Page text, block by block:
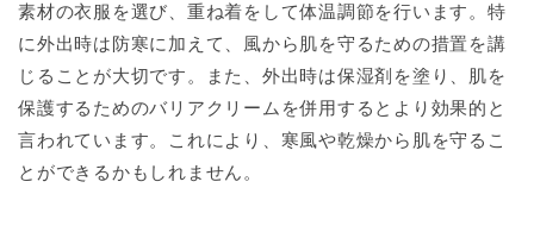
素材の衣服を選び、重ね着をして体温調節を行います。特
に外出時は防寒に加えて、風から肌を守るための措置を講
じることが大切です。また、外出時は保湿剤を塗り、肌を
保護するためのバリアクリームを併用するとより効果的と
言われています。これにより、寒風や乾燥から肌を守るこ
とができるかもしれません。